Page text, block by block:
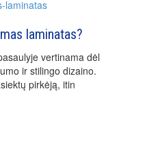
laminatas?
vertinama dėl
ir stilingo dizaino.
pirkėją, itin